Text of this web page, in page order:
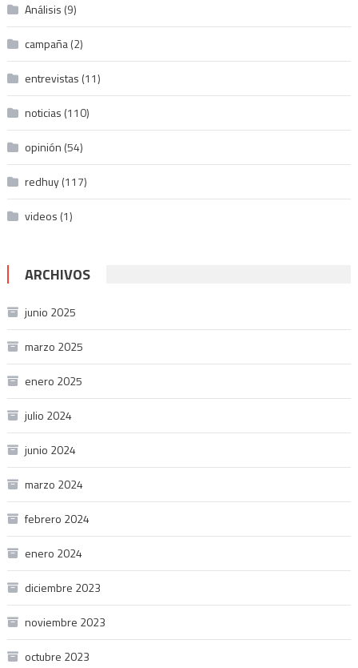
Análisis (9)
campaña(2)
entrevistas (11)
noticias (110)
opinión (54)
redhuy(117)
videos (1)
ARCHIVOS
junio 2025
marzo 2025
enero 2025
julio 2024
junio 2024
marzo 2024
febrero 2024
enero 2024
diciembre 2023
noviembre 2023
octubre 2023